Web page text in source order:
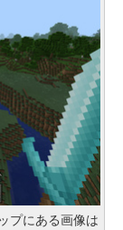
プにある画像は